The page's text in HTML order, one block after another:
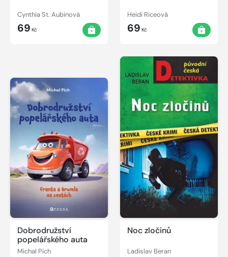
Cynthia St. Aubinová
69 Kč
Heidi Riceová
69 Kč
Dobrodružství
popelářského auta
Michal Pich
Noc zločinů
Ladislav Beran